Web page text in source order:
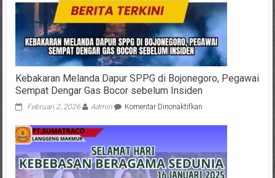
Pada
Sejarah
Perjuangan
Laut
Aru
Kebakaran Melanda Dapur SPPG di Bojonegoro, Pegawai
Sempat Dengar Gas Bocor sebelum Insiden
Februari 2, 2026 Admin Komentar Dinonaktifkanpada
Melanda
di
Bojonegoro,